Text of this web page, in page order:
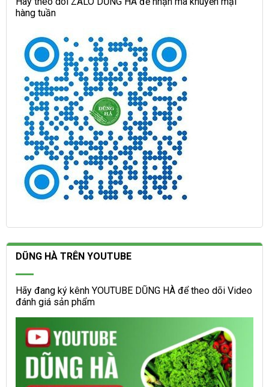
hàng tuần
DŨNG HÀ TRÊN YOUTUBE
Hãy đang ký kênh YOUTUBE DŨNG HÀ để theo dõi Video
đánh giá sản phẩm